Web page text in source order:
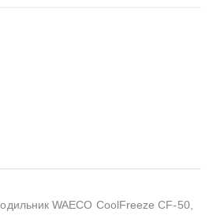
WAECO CoolFreeze CF-50,